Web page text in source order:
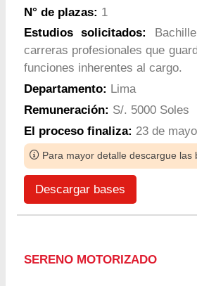
N° de plazas: 1
Estudios solicitados:
carreras profesionales que
funciones inherentes al cargo.
Departamento: Lima
Remuneración: S/. 5000 Soles
El proceso finaliza: 23 de
Para mayor detalle descargue las
Descargar bases
SERENO MOTORIZADO